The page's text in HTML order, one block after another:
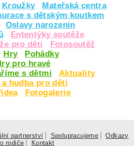
Kroužky
Mateřská centra
s dětským koutkem
Oslavy narozenin
Ententýky soutěže
pro děti
Fotosoutěž
Hry
Pohádky
pro hravé
s dětmi
Aktuality
hudba pro děti
Fotogalerie
partnerství Spolupracujeme
Odkazy
rodiče
Kontakt